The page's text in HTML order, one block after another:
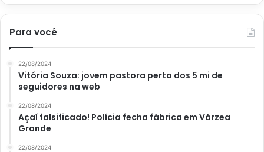
Para você
22/08/2024
Vitória Souza: jovem pastora perto dos 5 mi de
seguidores na web
22/08/2024
Açaí falsificado! Polícia fecha fábrica em Várzea
Grande
22/08/2024